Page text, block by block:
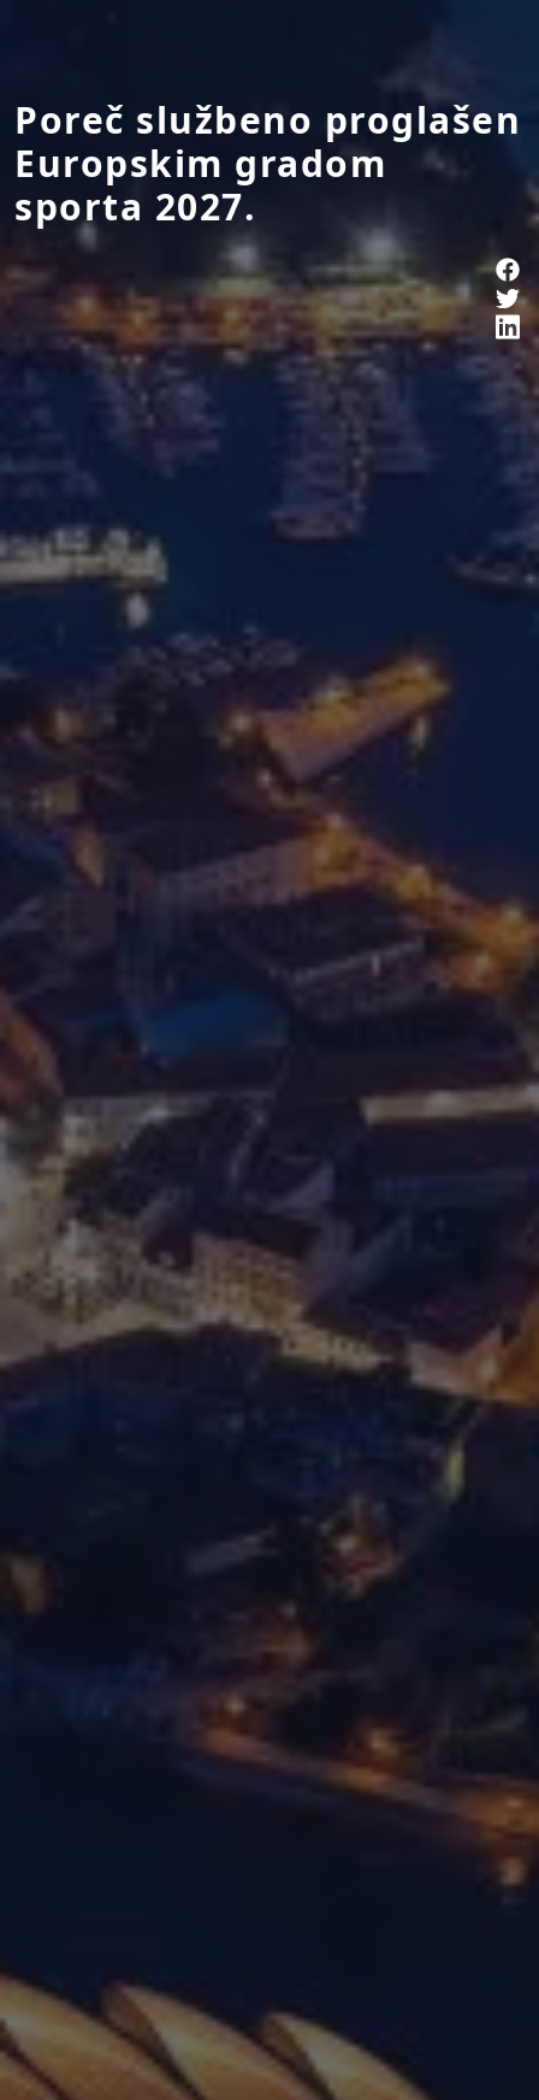
Poreč službeno proglašen
Europskim gradom
sporta 2027.